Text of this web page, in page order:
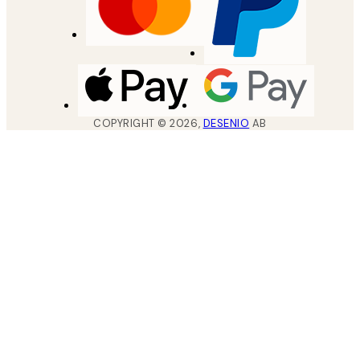
COPYRIGHT ©2026, DESENIO AB